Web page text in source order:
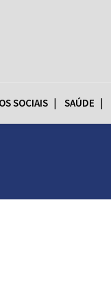
SOCIAIS SAÚDE